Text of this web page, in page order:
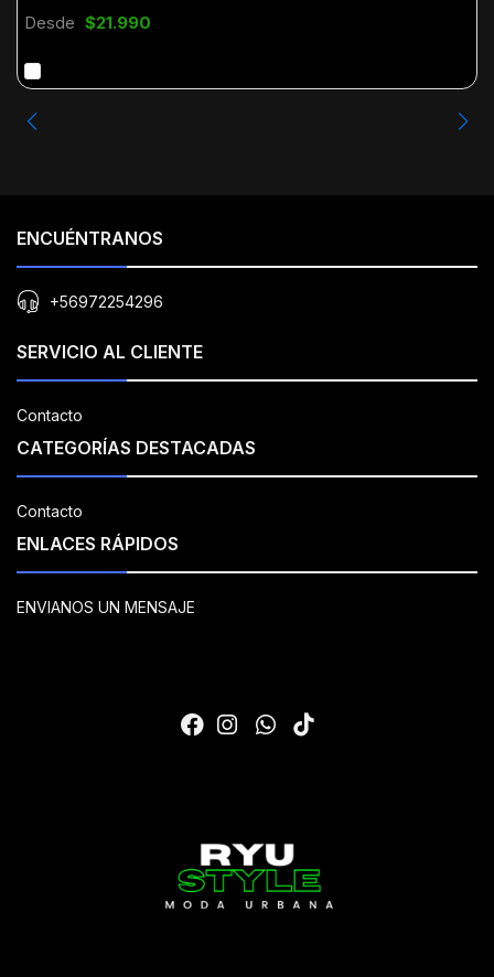
Desde $21.990
ENCUÉNTRANOS
+56972254296
SERVICIO AL CLIENTE
Contacto
CATEGORÍAS DESTACADAS
Contacto
ENLACES RÁPIDOS
ENVIANOS UN MENSAJE